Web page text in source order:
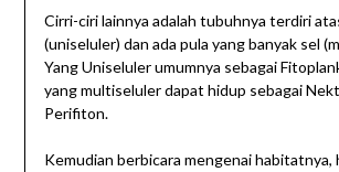
Cirri-ciri lainnya adalah tubuhnya terdiri
(uniseluler) dan ada pula yang banyak sel
Yang Uniseluler umumnya sebagai
yang multiseluler dapat hidup sebagai
Perifiton.
Kemudian berbicara mengenai habitatnya,